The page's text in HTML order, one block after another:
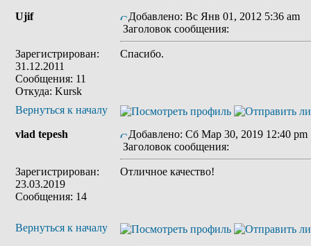
Ujif
Зарегистрирован:
31.12.2011
Сообщения: 11
Откуда: Kursk
Добавлено: Вс Янв 01, 2012 5:36 am
Заголовок сообщения:
Спасибо.
Вернуться к началу
vlad tepesh
Зарегистрирован:
23.03.2019
Сообщения: 14
Добавлено: Сб Мар 30, 2019 12:40 pm
Заголовок сообщения:
Отличное качество!
Вернуться к началу